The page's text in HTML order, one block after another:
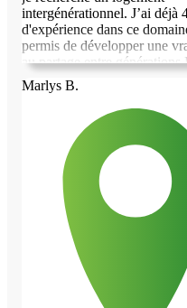
intergénérationnel. J’ai déjà
d'expérience dans ce
permis de développer une
au partage entre
d'un hébergement à petit
propose une présence
et une aide au quotidien
discussions...). ​L'idée étant
bel équilibre où chacun
autonomie, nous définirons
planning à l'avance. Par
pourrons convenir de deux
par semaine et de certains
mes sorties et moments
que l'organisation soit
tout le monde. ​N'hésitez pas
MP pour faire connaissance !
Marlys B.